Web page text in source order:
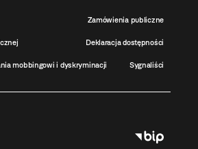
Zamówienia publiczne
Deklaracja dostępności
mobbingowi i dyskryminacji Sygnaliści